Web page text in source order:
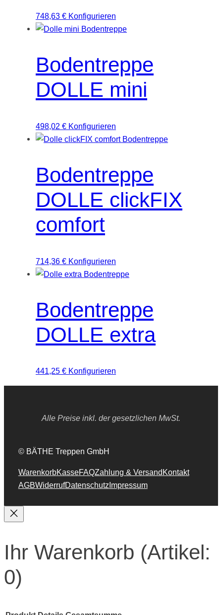
748,63 € Konfigurieren
Bodentreppe
DOLLE mini
498,02 € Konfigurieren
Bodentreppe
DOLLE clickFIX
comfort
714,36 € Konfigurieren
Bodentreppe
DOLLE extra
441,25 € Konfigurieren
Alle Preise inkl. der gesetzlichen MwSt.
© BÄTHE Treppen GmbH
WarenkorbKasseFAQZahlung & VersandKontakt
AGBWiderrufDatenschutzImpressum
Ihr Warenkorb (Artikel:
0)